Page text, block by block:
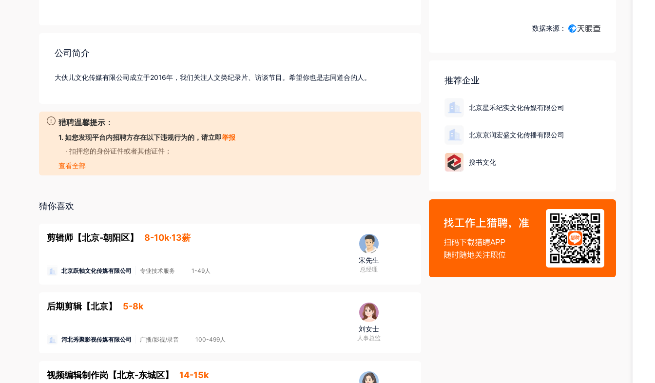
公司简介
猎聘温馨提示：
1. 如您发现平台内招聘方存在以下违规行为的，请立即举报
· 扣押您的身份证件或者其他证件；
· 要求您提供担保人、担保金或者以其他名义向您收取财物（ 如培训费、体检费、资料费、置装费、押金等）；
· 强迫您入股或者向您集资；
· 发布虚假招聘广告信息；
2. 如您应聘的岗位属于涉外劳务合作/海外岗位的，请务必核实招聘方对外劳务合作资质取得情况，同时注意自身资
查看全部
猜你喜欢
剪辑师 【北京-朝阳区】 8-10k·13薪
北京跃轴文化传媒有限公司 专业技术服务 1-49人
宋先生
总经理
后期剪辑 【北京】 5-8k
河北秀聚影视传媒有限公司 广播/影视/录音 100-499人
刘女士
人事总监
视频编辑制作岗 【北京-东城区】 14-15k
铺经营）、针纺织品。（市场主体依法自主选择经营项目，
数据来源：
推荐企业
北京星禾纪实文化传媒有限公司
北京京润宏盛文化传播有限公司
搜书文化